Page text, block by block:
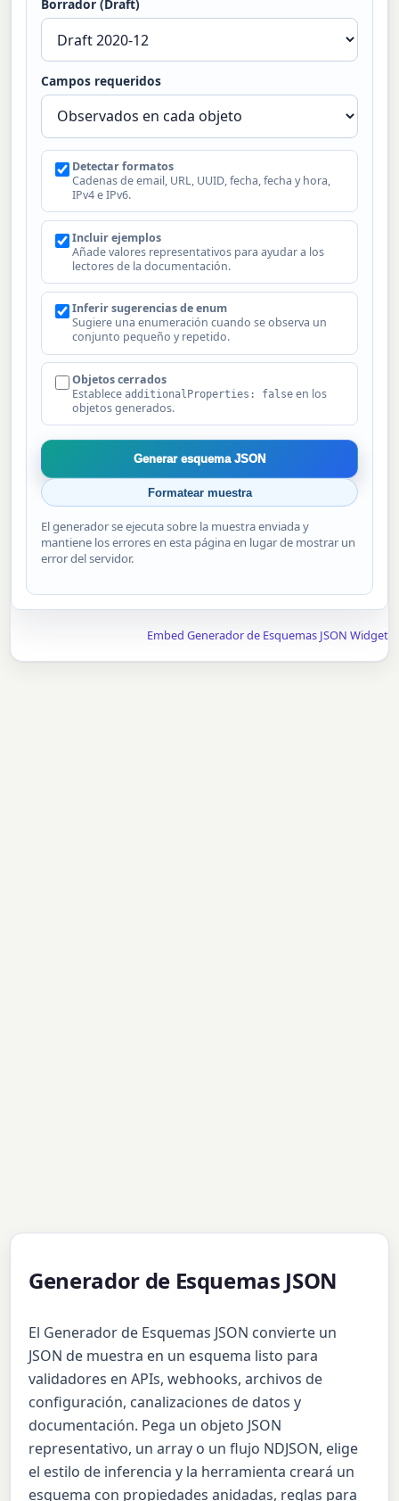
Borrador (Draft)
Campos requeridos
Detectar formatos
Cadenas de email, URL, UUID, fecha, fecha y hora,
IPv4 e IPv6.
Incluir ejemplos
Añade valores representativos para ayudar a los
lectores de la documentación.
Inferir sugerencias de enum
Sugiere una enumeración cuando se observa un
conjunto pequeño y repetido.
Objetos cerrados
Establece additionalProperties: false en los
objetos generados.
Generar esquema JSON
Formatear muestra
El generador se ejecuta sobre la muestra enviada y
mantiene los errores en esta página en lugar de mostrar un
error del servidor.
Embed Generador de Esquemas JSON Widget
Generador de Esquemas JSON
El Generador de Esquemas JSON convierte un
JSON de muestra en un esquema listo para
validadores en APIs, webhooks, archivos de
configuración, canalizaciones de datos y
documentación. Pega un objeto JSON
representativo, un array o un flujo NDJSON, elige
el estilo de inferencia y la herramienta creará un
esquema con propiedades anidadas, reglas para